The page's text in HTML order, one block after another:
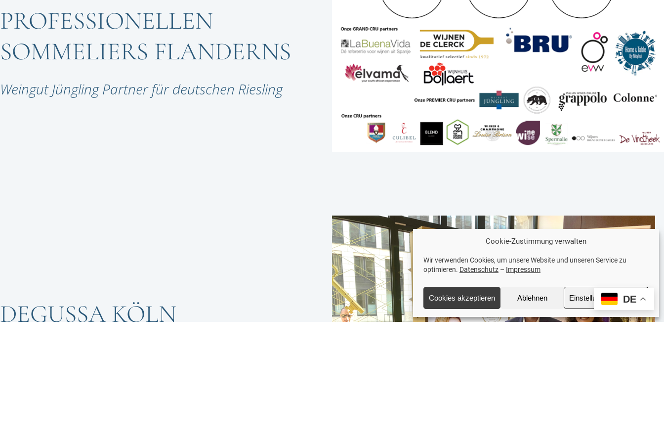
Cookie-Zustimmung verwalten
Wir verwenden Cookies, um unsere Website und unseren Service zu
optimieren. Datenschutz – Impressum
Cookies akzeptieren Ablehnen Einstellungen anzeigen
PROFESSIONELLEN
SOMMELIERS FLANDERNS
Weingut Jüngling Partner für deutschen Riesling
DEGUSSA KÖLN
DE